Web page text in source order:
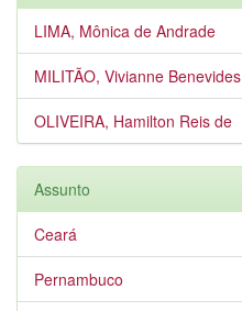
LIMA, Mônica de Andrade
MILITÃO, Vivianne Benevides
OLIVEIRA, Hamilton Reis de
Assunto
Ceará
Pernambuco